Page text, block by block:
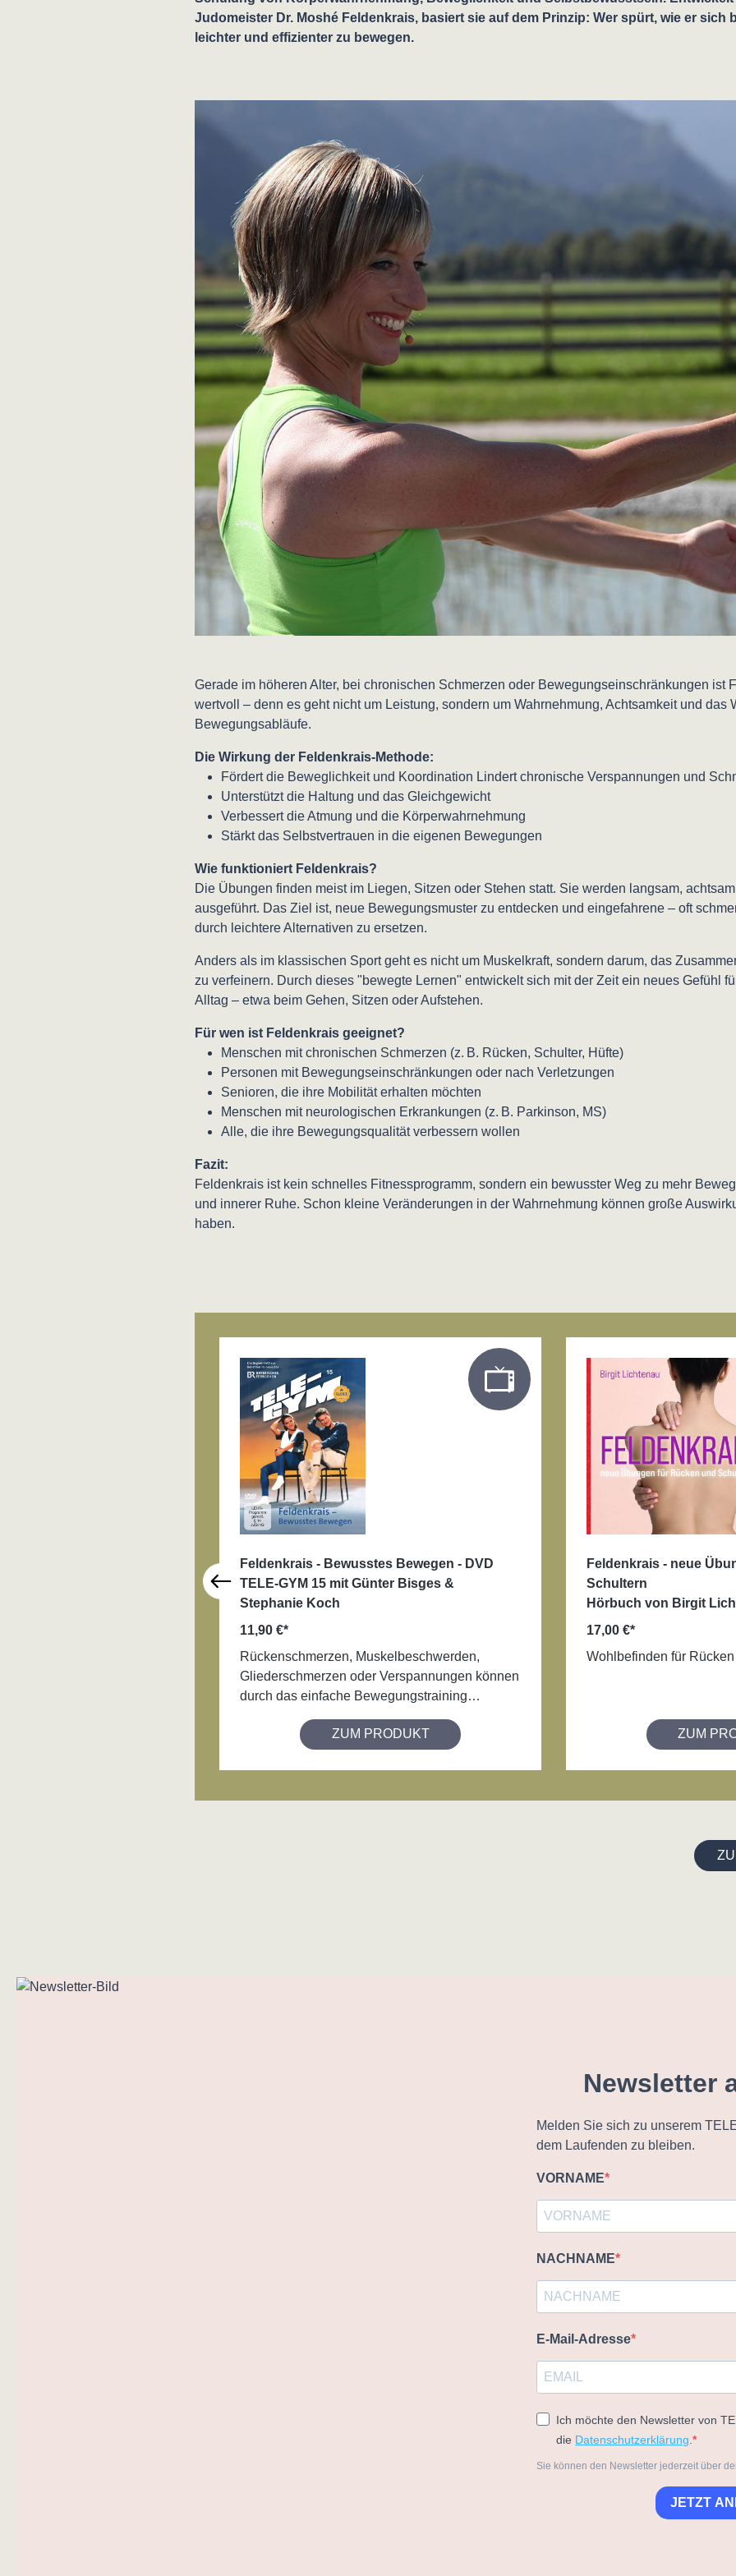
Judomeister Dr. Moshé Feldenkrais, basiert sie auf dem Prinzip: Wer spürt, wie er sich
leichter und effizienter zu bewegen.
Gerade im höheren Alter, bei chronischen Schmerzen oder Bewegungseinschränkungen ist
wertvoll – denn es geht nicht um Leistung, sondern um Wahrnehmung, Achtsamkeit und das
Bewegungsabläufe.
Die Wirkung der Feldenkrais-Methode:
Fördert die Beweglichkeit und Koordination Lindert chronische Verspannungen und
Unterstützt die Haltung und das Gleichgewicht
Verbessert die Atmung und die Körperwahrnehmung
Stärkt das Selbstvertrauen in die eigenen Bewegungen
Wie funktioniert Feldenkrais?
Die Übungen finden meist im Liegen, Sitzen oder Stehen statt. Sie werden langsam,
ausgeführt. Das Ziel ist, neue Bewegungsmuster zu entdecken und eingefahrene – oft
durch leichtere Alternativen zu ersetzen.
Anders als im klassischen Sport geht es nicht um Muskelkraft, sondern darum, das
zu verfeinern. Durch dieses "bewegte Lernen" entwickelt sich mit der Zeit ein neues Gefühl
Alltag – etwa beim Gehen, Sitzen oder Aufstehen.
Für wen ist Feldenkrais geeignet?
Menschen mit chronischen Schmerzen (z. B. Rücken, Schulter, Hüfte)
Personen mit Bewegungseinschränkungen oder nach Verletzungen
Senioren, die ihre Mobilität erhalten möchten
Menschen mit neurologischen Erkrankungen (z. B. Parkinson, MS)
Alle, die ihre Bewegungsqualität verbessern wollen
Fazit:
Feldenkrais ist kein schnelles Fitnessprogramm, sondern ein bewusster Weg zu mehr
und innerer Ruhe. Schon kleine Veränderungen in der Wahrnehmung können große
haben.
Feldenkrais - Bewusstes Bewegen - DVD
TELE-GYM 15 mit Günter Bisges &
Stephanie Koch
11,90 €*
Rückenschmerzen, Muskelbeschwerden,
Gliederschmerzen oder Verspannungen können
durch das einfache Bewegungstraining
ZUM PRODUKT
Feldenkrais - neue
Schultern
Hörbuch von Birgit
17,00 €*
Wohlbefinden für
ZUM
Newsletter
Melden Sie sich zu unserem
dem Laufenden zu bleiben.
VORNAME
NACHNAME
E-Mail-Adresse
Ich möchte den Newsletter von
die Datenschutzerklärung .
Sie können den Newsletter jederzeit über
JETZT